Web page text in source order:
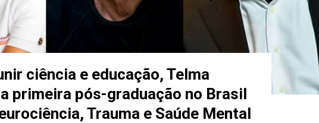
ciência e educação, Telma
primeira pós-graduação no Brasil
Trauma e Saúde Mental